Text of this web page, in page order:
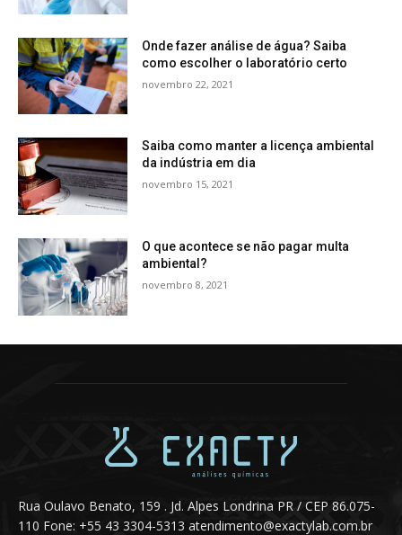
Onde fazer análise de água? Saiba
como escolher o laboratório certo
novembro 22, 2021
Saiba como manter a licença ambiental
da indústria em dia
novembro 15, 2021
O que acontece se não pagar multa
ambiental?
novembro 8, 2021
Rua Oulavo Benato, 159 . Jd. Alpes Londrina PR / CEP 86.075-
110 Fone: +55 43 3304-5313 atendimento@exactylab.com.br